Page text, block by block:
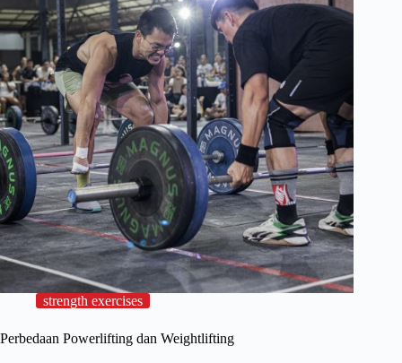
strength exercises
Perbedaan Powerlifting dan Weightlifting